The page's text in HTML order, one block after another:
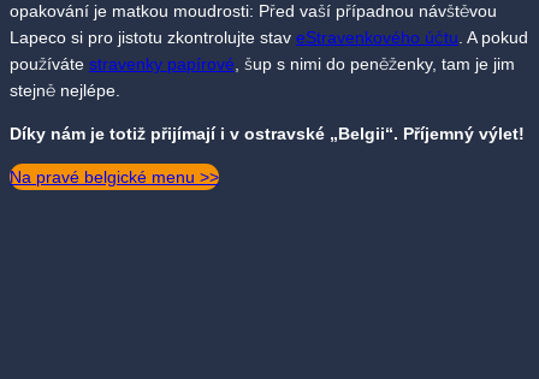
opakování je matkou moudrosti: Před vaší případnou návštěvou
Lapeco si pro jistotu zkontrolujte stav eStravenkového účtu . A pokud
používáte stravenky papírové , šup s nimi do peněženky, tam je jim
stejně nejlépe.
Díky nám je totiž přijímají i v ostravské „Belgii“. Příjemný výlet!
Na pravé belgické menu >>